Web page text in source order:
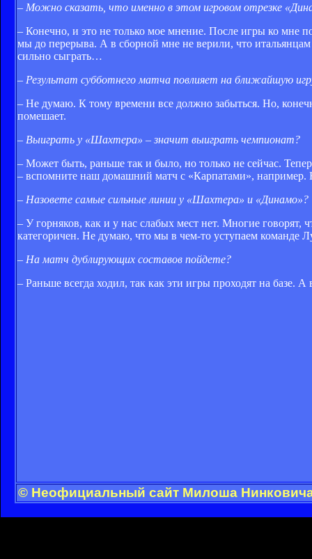
– Можно сказать, что именно в этом игровом отрезке
– Конечно, и это не только мое мнение. После игры ко мне
мы до перерыва. А в сборной мне не верили, что
сильно сыграть…
– Результат субботнего матча повлияет на ближайшую
– Не думаю. К тому времени все должно забыться. Но,
помешает.
– Выиграть у «Шахтера» – значит выиграть чемпионат?
– Может быть, раньше так и было, но только не сейчас.
– вспомните наш домашний матч с «Карпатами»,
– Назовете самые сильные линии у «Шахтера» и «Динамо»?
– У горняков, как и у нас слабых мест нет. Многие говорят,
категоричен. Не думаю, что мы в чем-то уступаем команде
– На матч дублирующих составов пойдете?
– Раньше всегда ходил, так как эти игры проходят на базе.
© Неофициальный сайт Милоша Нинковича